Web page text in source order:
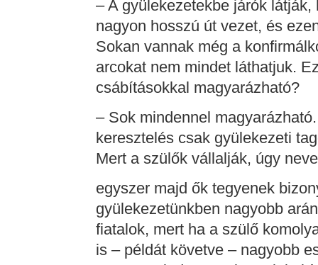
– A gyülekezetekbe járók
nagyon hosszú út vezet, és
Sokan vannak még a
arcokat nem mindet láthatjuk.
csábításokkal magyarázható?
– Sok mindennel
keresztelés csak gyülekezeti
Mert a szülők vállalják, úgy
egyszer majd ők tegyenek
gyülekezetünkben nagyobb
fiatalok, mert ha a szülő
is – példát követve – nagyobb